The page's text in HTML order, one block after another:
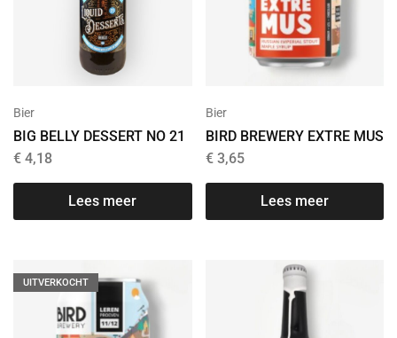
Bier
BIG BELLY DESSERT NO 21
€ 4,18
Lees meer
Bier
BIRD BREWERY EXTRE MUS
€3,65
Lees meer
UITVERKOCHT